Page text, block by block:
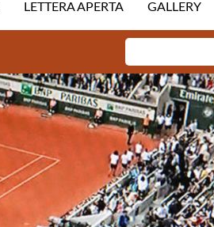
LETTERA APERTA GALLERY
per: